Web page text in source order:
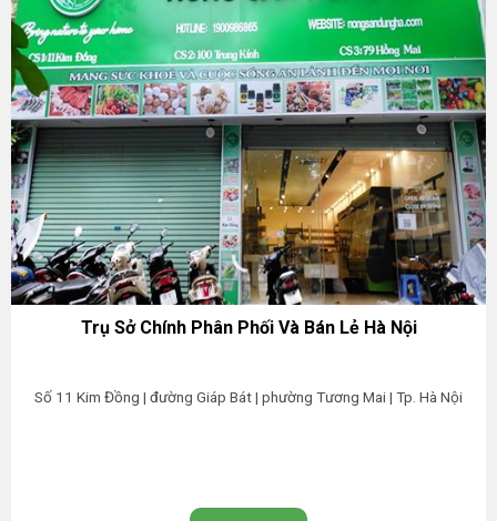
Trụ Sở Chính Phân Phối Và Bán Lẻ Hà Nội
Số 11 Kim Đồng | đường Giáp Bát | phường Tương Mai | Tp. Hà Nội